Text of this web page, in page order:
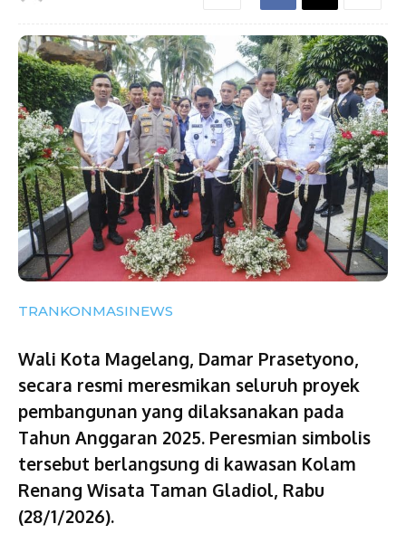
TRANKONMASINEWS
Wali Kota Magelang, Damar Prasetyono,
secara resmi meresmikan seluruh proyek
pembangunan yang dilaksanakan pada
Tahun Anggaran 2025. Peresmian simbolis
tersebut berlangsung di kawasan Kolam
Renang Wisata Taman Gladiol, Rabu
(28/1/2026).